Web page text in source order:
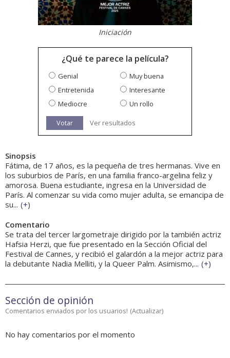
Iniciación
¿Qué te parece la película?
Genial
Muy buena
Entretenida
Interesante
Mediocre
Un rollo
Votar Ver resultados
Sinopsis
Fátima, de 17 años, es la pequeña de tres hermanas. Vive en
los suburbios de París, en una familia franco-argelina feliz y
amorosa. Buena estudiante, ingresa en la Universidad de
París. Al comenzar su vida como mujer adulta, se emancipa de
su... (+)
Comentario
Se trata del tercer largometraje dirigido por la también actriz
Hafsia Herzi, que fue presentado en la Sección Oficial del
Festival de Cannes, y recibió el galardón a la mejor actriz para
la debutante Nadia Melliti, y la Queer Palm. Asimismo,... (+)
Sección de opinión
Comentarios enviados por los usuarios! (Actualizar)
No hay comentarios por el momento